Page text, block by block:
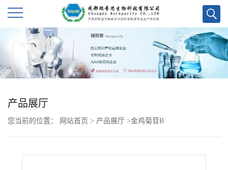
产品展厅
您当前的位置： 网站首页 > 产品展厅 >金鸡菊苷B